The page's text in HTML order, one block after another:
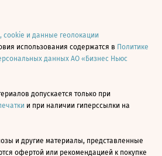
cookie и данные геолокации
использования содержатся в Политике
данных АО «Бизнес Ньюс
допускается только при
и при наличии гиперссылки на
и другие материалы, представленные
офертой или рекомендацией к покупке